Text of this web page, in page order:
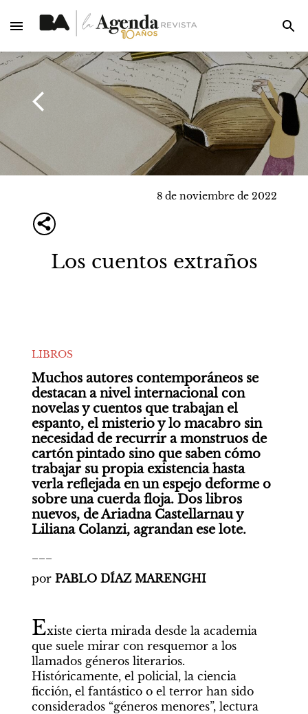
8 de noviembre de 2022
Los cuentos extraños
LIBROS
Muchos autores contemporáneos se
destacan a nivel internacional con
novelas y cuentos que trabajan el
espanto, el misterio y lo macabro sin
necesidad de recurrir a monstruos de
cartón pintado sino que saben cómo
trabajar su propia existencia hasta
verla reflejada en un espejo deforme o
sobre una cuerda floja. Dos libros
nuevos, de Ariadna Castellarnau y
Liliana Colanzi, agrandan ese lote.
por PABLO DÍAZ MARENGHI
Existe cierta mirada desde la academia
que suele mirar con resquemor a los
llamados géneros literarios.
Históricamente, el policial, la ciencia
ficción, el fantástico o el terror han sido
considerados “géneros menores”, lectura